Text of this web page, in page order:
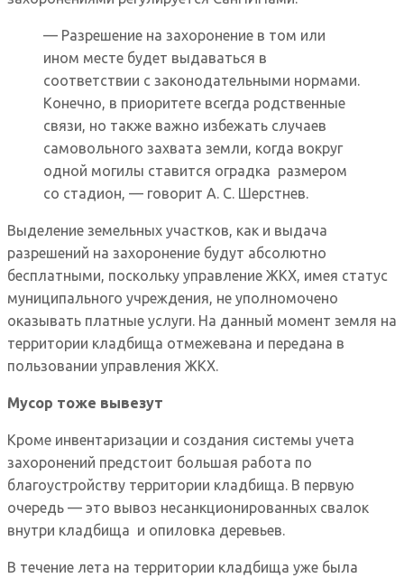
— Разрешение на захоронение в том или
ином месте будет выдаваться в
соответствии с законодательными нормами.
Конечно, в приоритете всегда родственные
связи, но также важно избежать случаев
самовольного захвата земли, когда вокруг
одной могилы ставится оградка размером
со стадион, — говорит А. С. Шерстнев.
Выделение земельных участков, как и выдача
разрешений на захоронение будут абсолютно
бесплатными, поскольку управление ЖКХ, имея статус
муниципального учреждения, не уполномочено
оказывать платные услуги. На данный момент земля на
территории кладбища отмежевана и передана в
пользовании управления ЖКХ.
Мусор тоже вывезут
Кроме инвентаризации и создания системы учета
захоронений предстоит большая работа по
благоустройству территории кладбища. В первую
очередь — это вывоз несанкционированных свалок
внутри кладбища и опиловка деревьев.
В течение лета на территории кладбища уже была